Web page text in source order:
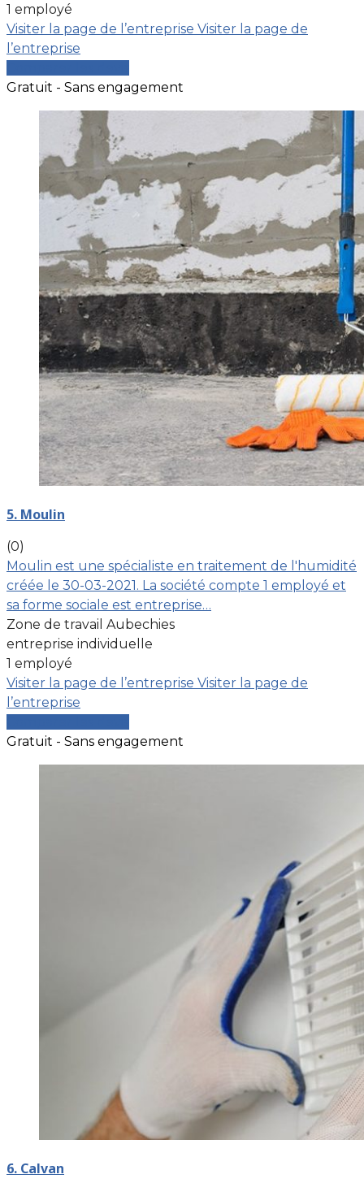
1 employé
Visiter la page de l’entreprise Visiter la page de
l’entreprise
Gratuit - Sans engagement
5. Moulin
(0)
Moulin est une spécialiste en traitement de l'humidité
créée le 30-03-2021. La société compte 1 employé et
sa forme sociale est entreprise…
Zone de travail Aubechies
entreprise individuelle
1 employé
Visiter la page de l’entreprise Visiter la page de
l’entreprise
Gratuit - Sans engagement
6. Calvan